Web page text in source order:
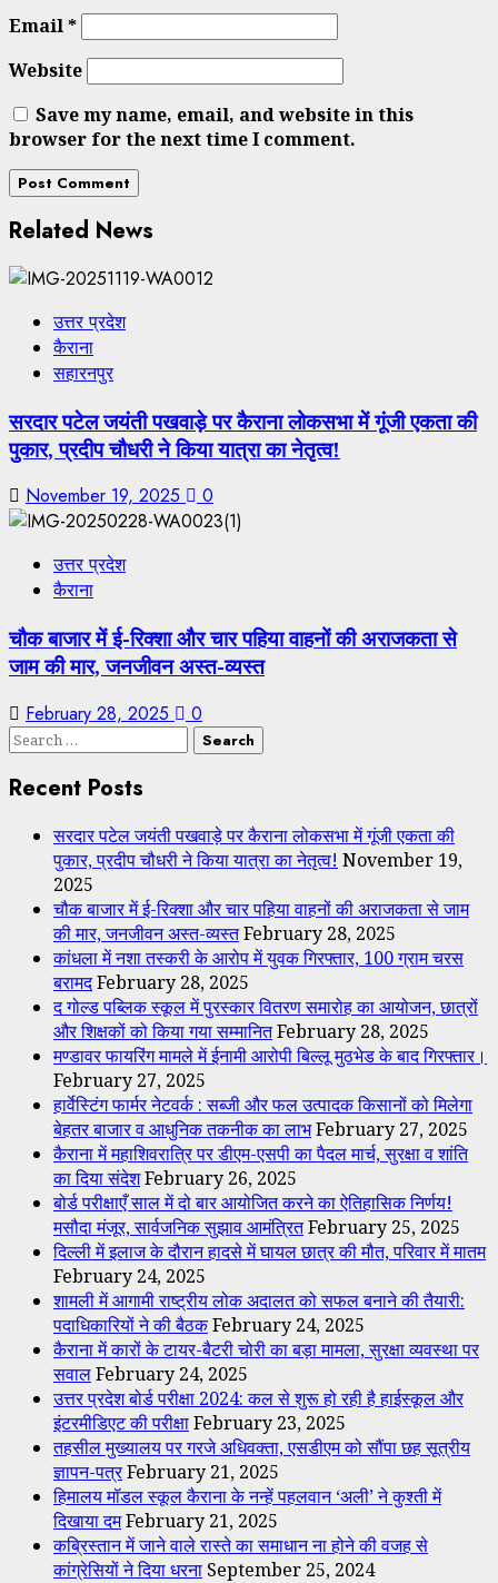
Email*
Website
Save my name, email, and website in this
browser for the next time I comment.
Related News
उत्तर प्रदेश
कैराना
सहारनपुर
सरदार पटेल जयंती पखवाड़े पर कैराना लोकसभा में गूंजी एकता की
पुकार, प्रदीप चौधरी ने किया यात्रा का नेतृत्व!
November 19, 2025 0
उत्तर प्रदेश
कैराना
चौक बाजार में ई-रिक्शा और चार पहिया वाहनों की अराजकता से
जाम की मार, जनजीवन अस्त-व्यस्त
February 28, 2025
0
Search
Recent Posts
सरदार पटेल जयंती पखवाड़े पर कैराना लोकसभा में गूंजी एकता की
पुकार, प्रदीप चौधरी ने किया यात्रा का नेतृत्व! November 19,
2025
चौक बाजार में ई-रिक्शा और चार पहिया वाहनों की अराजकता से जाम
की मार, जनजीवन अस्त-व्यस्तFebruary 28, 2025
कांधला में नशा तस्करी के आरोप में युवक गिरफ्तार, 100 ग्राम चरस
बरामदFebruary 28, 2025
द गोल्ड पब्लिक स्कूल में पुरस्कार वितरण समारोह का आयोजन, छात्रों
और शिक्षकों को किया गया सम्मानितFebruary 28, 2025
मण्डावर फायरिंग मामले में ईनामी आरोपी बिल्लू मुठभेड के बाद गिरफ्तार।
February 27, 2025
हार्वेस्टिंग फार्मर नेटवर्क : सब्जी और फल उत्पादक किसानों को मिलेगा
बेहतर बाजार व आधुनिक तकनीक का लाभFebruary 27, 2025
कैराना में महाशिवरात्रि पर डीएम-एसपी का पैदल मार्च, सुरक्षा व शांति
का दिया संदेशFebruary 26, 2025
बोर्ड परीक्षाएँ साल में दो बार आयोजित करने का ऐतिहासिक निर्णय!
मसौदा मंजूर, सार्वजनिक सुझाव आमंत्रितFebruary 25, 2025
दिल्ली में इलाज के दौरान हादसे में घायल छात्र की मौत, परिवार में मातम
February 24, 2025
शामली में आगामी राष्ट्रीय लोक अदालत को सफल बनाने की तैयारी:
पदाधिकारियों ने की बैठकFebruary 24, 2025
कैराना में कारों के टायर-बैटरी चोरी का बड़ा मामला, सुरक्षा व्यवस्था पर
सवालFebruary 24, 2025
उत्तर प्रदेश बोर्ड परीक्षा 2024: कल से शुरू हो रही है हाईस्कूल और
इंटरमीडिएट की परीक्षाFebruary 23, 2025
तहसील मुख्यालय पर गरजे अधिवक्ता, एसडीएम को सौंपा छह सूत्रीय
ज्ञापन-पत्रFebruary 21, 2025
हिमालय मॉडल स्कूल कैराना के नन्हें पहलवान ‘अली’ ने कुश्ती में
दिखाया दमFebruary 21, 2025
कब्रिस्तान में जाने वाले रास्ते का समाधान ना होने की वजह से
कांग्रेसियों ने दिया धरना September 25, 2024